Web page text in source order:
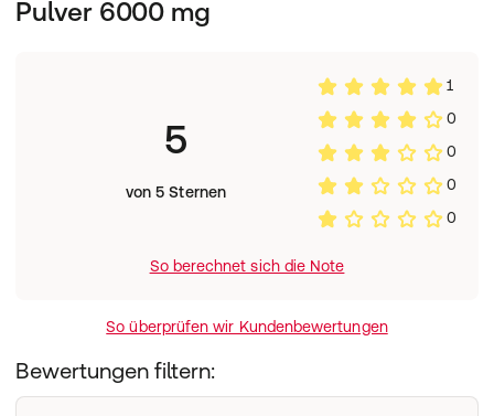
Pulver 6000 mg
5
von 5 Sternen
1
0
0
0
0
So berechnet sich die Note
So überprüfen wir Kundenbewertungen
Bewertungen filtern: